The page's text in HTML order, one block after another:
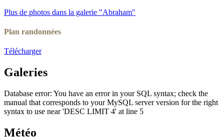
Plus de photos dans la galerie "Abraham"
Plan randonnées
Télécharger
Galeries
Database error: You have an error in your SQL syntax; check the
manual that corresponds to your MySQL server version for the right
syntax to use near 'DESC LIMIT 4' at line 5
Météo